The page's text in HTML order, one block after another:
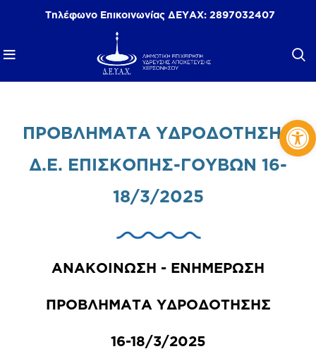
Τηλέφωνο Επικοινωνίας ΔΕΥΑΧ: 2897032407
ΠΡΟΒΛΗΜΑΤΑ ΥΔΡΟΔΟΤΗΣΗΣ
Δ.Ε. ΕΠΙΣΚΟΠΗΣ-ΓΟΥΒΩΝ 16-
18/3/2025
ΑΝΑΚΟΙΝΩΣΗ - ΕΝΗΜΕΡΩΣΗ
ΠΡΟΒΛΗΜΑΤΑ ΥΔΡΟΔΟΤΗΣΗΣ
16-18/3/2025